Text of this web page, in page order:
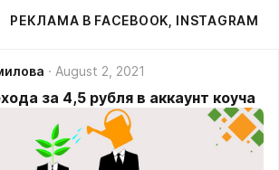
РЕКЛАМА В FACEBOOK, INSTAGRAM
August 2, 2021
за 4,5 рубля в аккаунт коуча